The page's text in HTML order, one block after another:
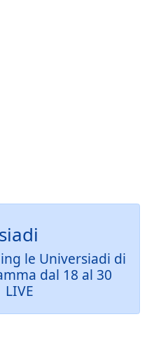
le Universiadi di
dal 18 al 30